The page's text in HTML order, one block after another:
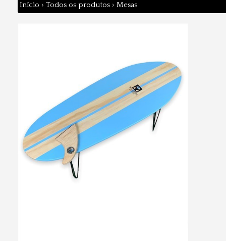
Início › Todos os produtos › Mesas